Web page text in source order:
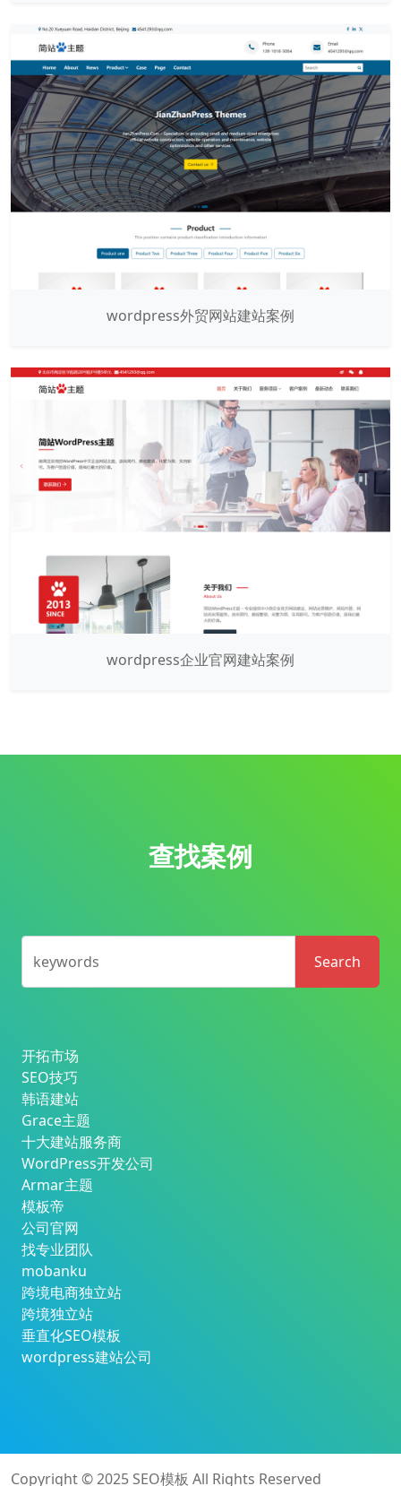
wordpress外贸网站建站案例
wordpress企业官网建站案例
查找案例
keywords Search
开拓市场
SEO技巧
韩语建站
Grace主题
十大建站服务商
WordPress开发公司
Armar主题
模板帝
公司官网
找专业团队
mobanku
跨境电商独立站
跨境独立站
垂直化SEO模板
wordpress建站公司
Copyright © 2025 SEO模板 All Rights Reserved